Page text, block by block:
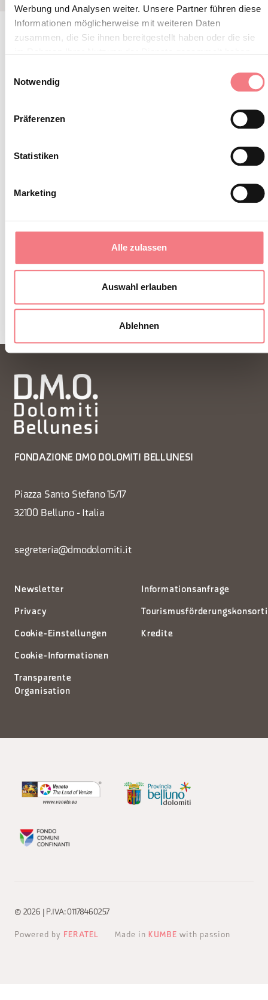
Werbung und Analysen weiter. Unsere Partner führen diese
Informationen möglicherweise mit weiteren Daten
zusammen, die Sie ihnen bereitgestellt haben oder die sie
Notwendig
Präferenzen
Statistiken
Marketing
Alle zulassen
Auswahl erlauben
Ablehnen
KONTAKT
Abonnieren Sie den Newsletter der Belluneser
Sie erhalten Nachrichten, Informationen,
zu jeder Jahreszeit.
FONDAZIONE DMO DOLOMITI BELLUNESI
Piazza Santo Stefano 15/17
32100 Belluno - Italia
segreteria@dmodolomiti.it
Newsletter
Privacy
Cookie-Einstellungen
Cookie-Informationen
Transparente
Organisation
Informationsanfrage
Kredite
© 2026 | P.IVA: 01178460257
Powered by FERATEL Made in KUMBE with passion